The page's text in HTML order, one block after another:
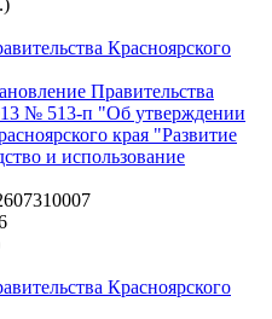
Красноярского
Правительства
№ 513-п "Об утверждении
края "Развитие
и использование
Красноярского